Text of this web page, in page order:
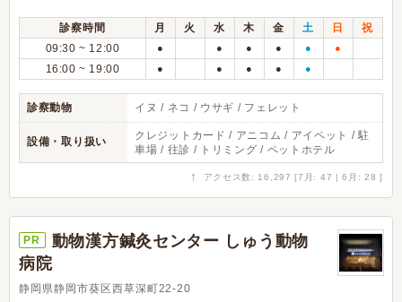
診察時間 月 火 水 木 金 土 日
祝
09:30 ~ 12:00
● ● ● ● ● ●
16:00 ~ 19:00 ● ● ● ● ●
診察動物 イヌ / ネコ / ウサギ / フェレット
設備・取り扱い
クレジットカード / アニコム / アイペット / 駐
車場 / 往診 / トリミング / ペットホテル
↑ アクセス数: 16,297 [7月: 47 | 6月: 28 ]
PR
動物漢方鍼灸センター しゅう動物
病院
静岡県静岡市葵区西草深町22-20